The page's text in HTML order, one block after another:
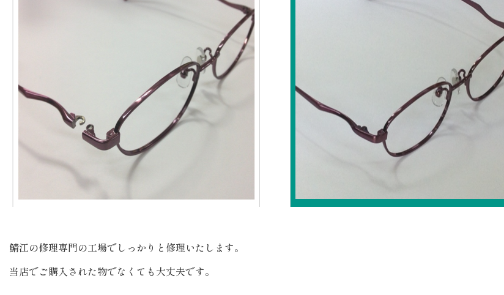
鯖江の修理専門の工場でしっかりと修理いたします。
当店でご購入された物でなくても大丈夫です。